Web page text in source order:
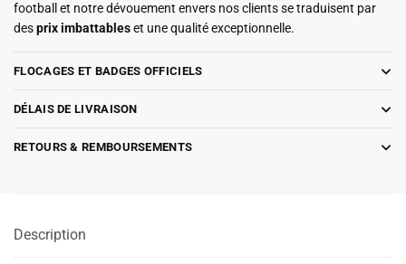
football et notre dévouement envers nos clients se traduisent par
desprix imbattableset une qualité exceptionnelle.
FLOCAGES ET BADGES OFFICIELS
DÉLAIS DE LIVRAISON
RETOURS & REMBOURSEMENTS
Description